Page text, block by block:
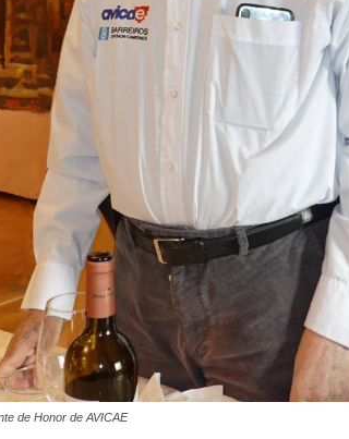
de Honor de AVICAE